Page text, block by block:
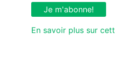
En savoir plus sur